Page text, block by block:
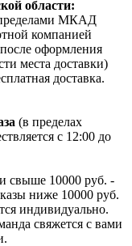
области:
МКАД
компанией
оформления
места доставки)
доставка.
(в пределах
с 12:00 до
свыше 10000 руб. -
ниже 10000 руб.
индивидуально.
свяжется с вами